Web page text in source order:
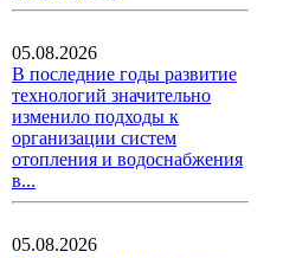
05.08.2026
В последние годы развитие
технологий значительно
изменило подходы к
организации систем
отопления и водоснабжения
в...
05.08.2026